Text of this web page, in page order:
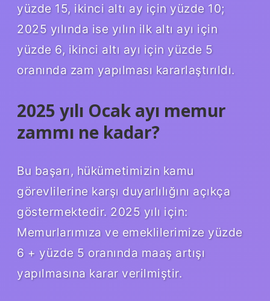
yüzde 15, ikinci altı ay için yüzde 10;
2025 yılında ise yılın ilk altı ayı için
yüzde 6, ikinci altı ayı için yüzde 5
oranında zam yapılması kararlaştırıldı.
2025 yılı Ocak ayı memur
zammı ne kadar?
Bu başarı, hükümetimizin kamu
görevlilerine karşı duyarlılığını açıkça
göstermektedir. 2025 yılı için:
Memurlarımıza ve emeklilerimize yüzde
6 + yüzde 5 oranında maaş artışı
yapılmasına karar verilmiştir.